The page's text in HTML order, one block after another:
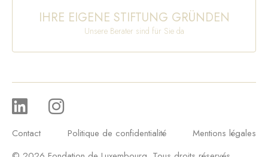
IHRE EIGENE STIFTUNG GRÜNDEN
Unsere Berater sind für Sie da
Contact Politique de confidentialité
Mentions légales